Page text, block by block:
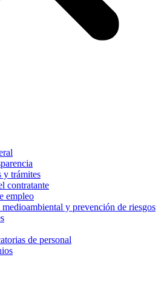
y trámites
contratante
empleo
y prevención de riesgos
de personal